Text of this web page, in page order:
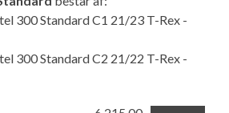
300 Standard C1 21/23 T-Rex -
300 Standard C2 21/22 T-Rex -